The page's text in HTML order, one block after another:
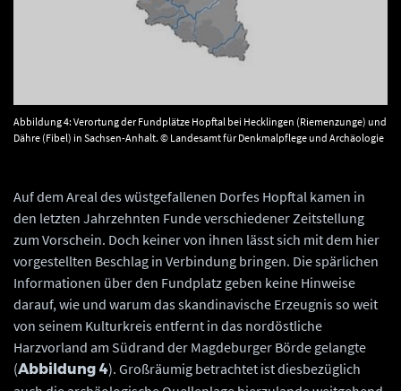
Abbildung 4: Verortung der Fundplätze Hopftal bei Hecklingen (Riemenzunge) und
Dähre (Fibel) in Sachsen-Anhalt. © Landesamt für Denkmalpflege und Archäologie
Auf dem Areal des wüstgefallenen Dorfes Hopftal kamen in
den letzten Jahrzehnten Funde verschiedener Zeitstellung
zum Vorschein. Doch keiner von ihnen lässt sich mit dem hier
vorgestellten Beschlag in Verbindung bringen. Die spärlichen
Informationen über den Fundplatz geben keine Hinweise
darauf, wie und warum das skandinavische Erzeugnis so weit
von seinem Kulturkreis entfernt in das nordöstliche
Harzvorland am Südrand der Magdeburger Börde gelangte
(Abbildung 4). Großräumig betrachtet ist diesbezüglich